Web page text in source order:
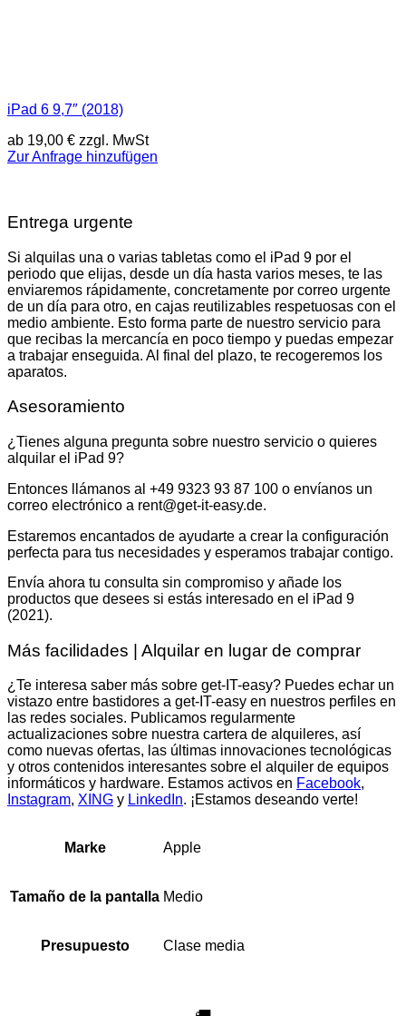
iPad 6 9,7″ (2018)
ab 19,00 € zzgl. MwSt
Zur Anfrage hinzufügen
Entrega urgente
Si alquilas una o varias tabletas como el iPad 9 por el
periodo que elijas, desde un día hasta varios meses, te las
enviaremos rápidamente, concretamente por correo urgente
de un día para otro, en cajas reutilizables respetuosas con el
medio ambiente. Esto forma parte de nuestro servicio para
que recibas la mercancía en poco tiempo y puedas empezar
a trabajar enseguida. Al final del plazo, te recogeremos los
aparatos.
Asesoramiento
¿Tienes alguna pregunta sobre nuestro servicio o quieres
alquilar el iPad 9?
Entonces llámanos al +49 9323 93 87 100 o envíanos un
correo electrónico a rent@get-it-easy.de.
Estaremos encantados de ayudarte a crear la configuración
perfecta para tus necesidades y esperamos trabajar contigo.
Envía ahora tu consulta sin compromiso y añade los
productos que desees si estás interesado en el iPad 9
(2021).
Más facilidades | Alquilar en lugar de comprar
¿Te interesa saber más sobre get-IT-easy? Puedes echar un
vistazo entre bastidores a get-IT-easy en nuestros perfiles en
las redes sociales. Publicamos regularmente
actualizaciones sobre nuestra cartera de alquileres, así
como nuevas ofertas, las últimas innovaciones tecnológicas
y otros contenidos interesantes sobre el alquiler de equipos
informáticos y hardware. Estamos activos en Facebook,
Instagram, XING y LinkedIn. ¡Estamos deseando verte!
Marke Apple
Tamaño de la pantalla Medio
Presupuesto Clase media